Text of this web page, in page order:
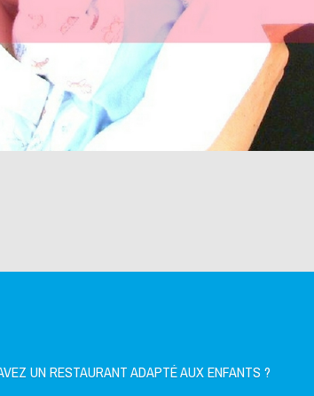
UN RESTAURANT ADAPTÉ AUX ENFANTS ?